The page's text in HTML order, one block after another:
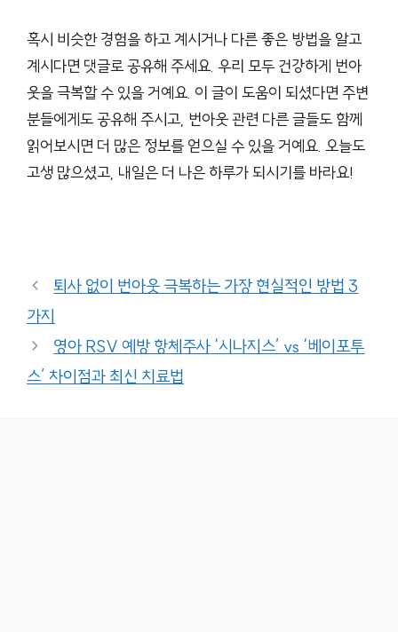
혹시 비슷한 경험을 하고 계시거나 다른 좋은 방법을 알고
계시다면 댓글로 공유해 주세요. 우리 모두 건강하게 번아
웃을 극복할 수 있을 거예요. 이 글이 도움이 되셨다면 주변
분들에게도 공유해 주시고, 번아웃 관련 다른 글들도 함께
읽어보시면 더 많은 정보를 얻으실 수 있을 거예요. 오늘도
고생 많으셨고, 내일은 더 나은 하루가 되시기를 바라요!
퇴사 없이 번아웃 극복하는 가장 현실적인 방법 3
가지
영아 RSV 예방 항체주사 ‘시나지스’ vs ‘베이포투
스’ 차이점과 최신 치료법